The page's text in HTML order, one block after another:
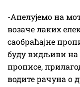
-Апелујемо на
возаче лаких
саобраћајне
буду видљиви на
прописе,
водите рачуна о